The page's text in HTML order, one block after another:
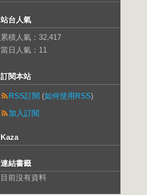
站台人氣
累積人氣： 32,417
當日人氣： 11
訂閱本站
RSS訂閱 (如何使用RSS)
加入訂閱
Kaza
連結書籤
目前沒有資料